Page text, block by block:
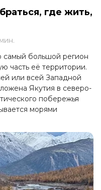
где жить,
самый большой регион
часть её территории.
или всей Западной
Якутия в северо-
побережья
морями
Это регион
и минимальной
— гость,